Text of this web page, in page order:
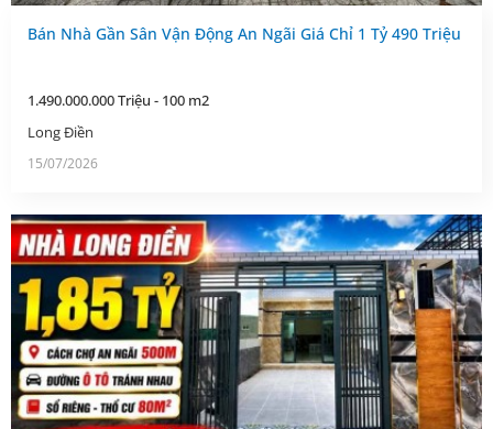
Bán Nhà Gần Sân Vận Động An Ngãi Giá Chỉ 1 Tỷ 490 Triệu
1.490.000.000 Triệu - 100 m2
Long Điền
15/07/2026